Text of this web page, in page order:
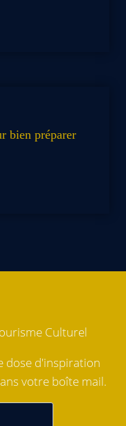
bien préparer
Culturel
dose d'inspiration
votre boîte mail.